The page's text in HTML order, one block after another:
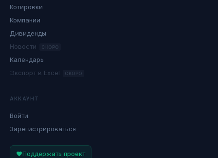
Котировки
Компании
Дивиденды
Новости
СКОРО
Календарь
Экспорт в Excel
СКОРО
АККАУНТ
Войти
Зарегистрироваться
Поддержать проект